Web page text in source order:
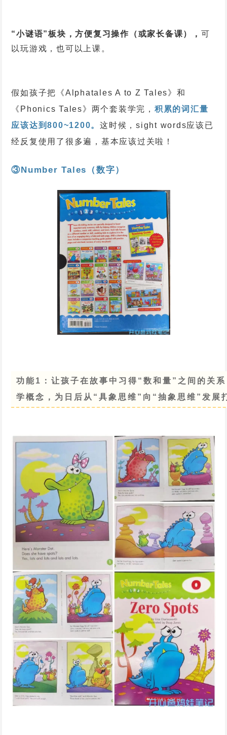
“小谜语”板块，方便复习操作（或家长备课）， 可
以玩游戏，也可以上课。
假如孩子把《Alphatales A to Z Tales》和
《Phonics Tales》两个套装学完， 积累的词汇量
应该达到800~1200。这时候，sight words应该已
经反复使用了很多遍，基本应该过关啦！
③Number Tales（数字）
功能1：让孩子在故事中习得“数和量”之间的关
学概念，为日后从“具象思维”向“抽象思维”发展